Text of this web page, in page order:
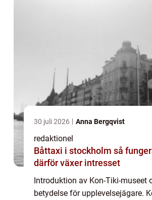
30 juli 2026 Anna Bergqvist
redaktionel
Båttaxi i stockholm så fungerar det och
därför växer intresset
Introduktion av Kon-Tiki-museet
betydelse för upplevelsejägare.